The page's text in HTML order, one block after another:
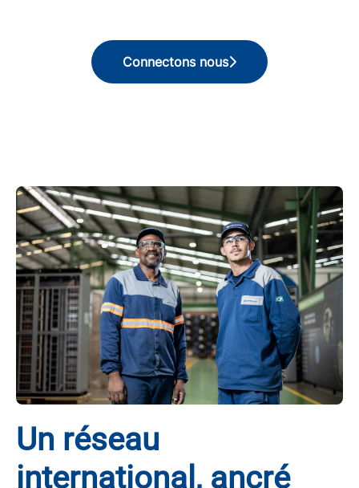
Connectons nous
Un réseau
international, ancré